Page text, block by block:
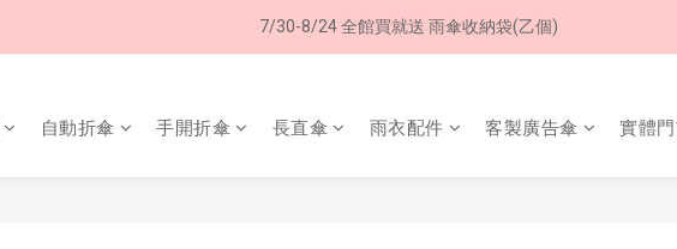
8/8 父親節限定 超商取貨免運費
7/30-8/24 全館買就送 雨傘收納袋(乙個)
自動折傘 手開折傘 長直傘 雨衣配件 客製廣告傘 實體